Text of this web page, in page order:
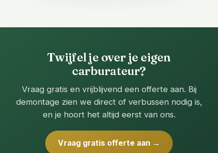
Twijfel je over je eigen
carburateur?
Vraag gratis en vrijblijvend een offerte aan. Bij
demontage zien we direct of verbussen nodig is,
en je hoort het altijd eerst van ons.
Vraag gratis offerte aan →